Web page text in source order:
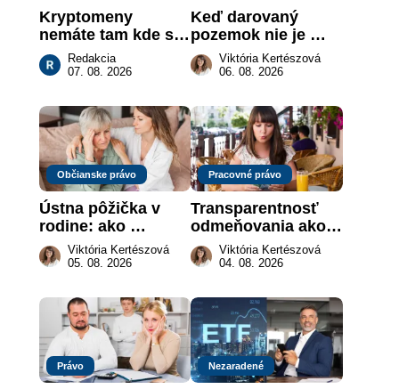
Kryptomeny
nemáte tam kde si
myslíte: Viete, kde
sa naozaj
Redakcia
07. 08. 2026
Keď darovaný
pozemok nie je
„hotová vec“: kedy
môže darca žiadať
Viktória Kertészová
06. 08. 2026
Občianske právo
Ústna pôžička v
rodine: ako
vymôcť peniaze,
keď na papieri nie
Viktória Kertészová
05. 08. 2026
Pracovné právo
Transparentnosť
odmeňovania ako
právna povinnosť:
revolúcia na
práce
Viktória Kertészová
04. 08. 2026
Právo Nezaradené